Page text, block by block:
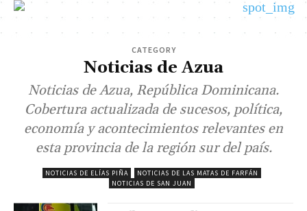
CATEGORY
Noticias de Azua
Noticias de Azua, República Dominicana.
Cobertura actualizada de sucesos, política,
economía y acontecimientos relevantes en
esta provincia de la región sur del país.
NOTICIAS DE ELÍAS PIÑA
NOTICIAS DE LAS MATAS DE FARFÁN
NOTICIAS DE SAN JUAN